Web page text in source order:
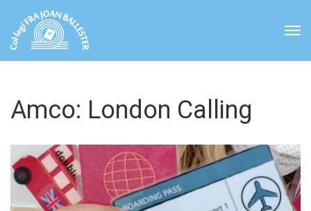
Amco: London Calling